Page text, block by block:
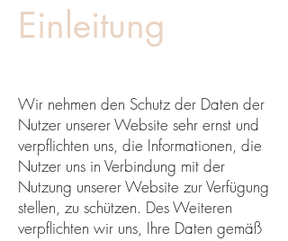
Einleitung
Wir nehmen den Schutz der Daten der
Nutzer unserer Website sehr ernst und
verpflichten uns, die Informationen, die
Nutzer uns in Verbindung mit der
Nutzung unserer Website zur Verfügung
stellen, zu schützen. Des Weiteren
verpflichten wir uns, Ihre Daten gemäß